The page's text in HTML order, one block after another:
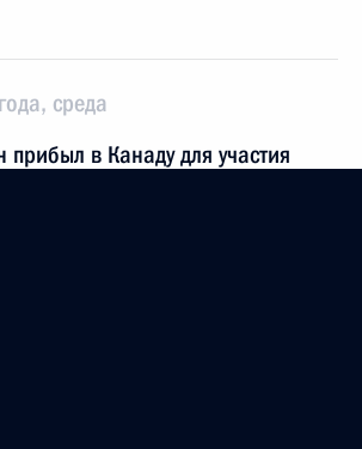
среда
прибыл в Канаду для участия